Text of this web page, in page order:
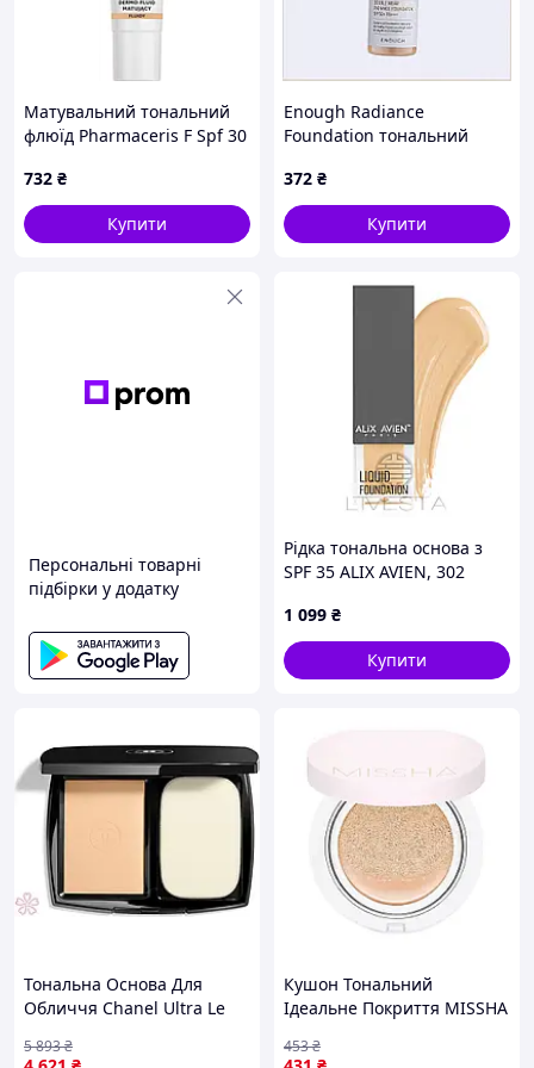
Матувальний тональний
флюїд Pharmaceris F Spf 30
мл (5900717153158)
732 ₴
Купити
Enough Radiance
Foundation тональний
шкіри, 8939PE4B94
372 ₴
Купити
Персональні товарні
підбірки у додатку
Рідка тональна основа з
SPF 35 ALIX AVIEN, 302
1 099 ₴
Купити
Тональна Основа Для
Обличчя Chanel Ultra Le
5 893₴
Кушон Тональний
Ідеальне Покриття MISSHA
LASTING SPF50+ PA+++ (#21
453₴